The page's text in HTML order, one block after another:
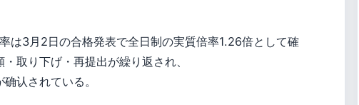
は3月2日の合格発表で全日制の実質倍率1.26倍として確
取り下げ・再提出が繰り返され、
认されている。